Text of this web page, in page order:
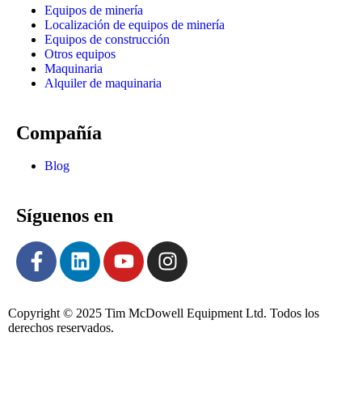
Equipos de minería
Localización de equipos de minería
Equipos de construcción
Otros equipos
Maquinaria
Alquiler de maquinaria
Compañía
Blog
Síguenos en
Copyright © 2025 Tim McDowell Equipment Ltd. Todos los
derechos reservados.